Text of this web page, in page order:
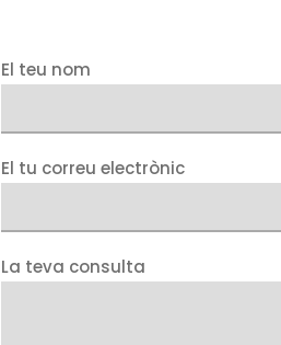
El teu nom
El tu correu electrònic
La teva consulta